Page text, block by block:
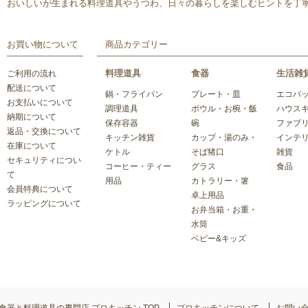
おいしいが生まれる料理道具やうつわ、日々の暮らしを楽しむヒントを丁
お買い物について
ご利用の流れ
配送について
お支払いについて
納期について
返品・交換について
在庫について
セキュリティについ
て
会員特典について
ラッピングについて
商品カテゴリー
料理道具
鍋・フライパン
調理道具
保存容器
キッチン雑貨
ケトル
コーヒー・ティー
用品
食器
プレート・皿
ボウル・お椀・飯
碗
カップ・湯のみ・
そば猪口
グラス
カトラリー・箸
卓上用品
お弁当箱・お重・
水筒
ベビー&キッズ
生活雑
エコバ
ハウス
ファブ
インテ
雑貨
食品